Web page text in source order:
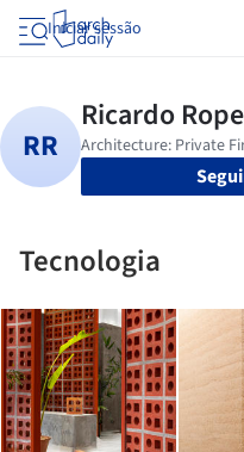
Iniciar sessão
Tecnologia